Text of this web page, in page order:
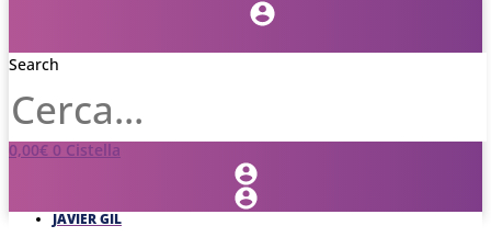
Search
0,00€ 0 Cistella
JAVIER GIL